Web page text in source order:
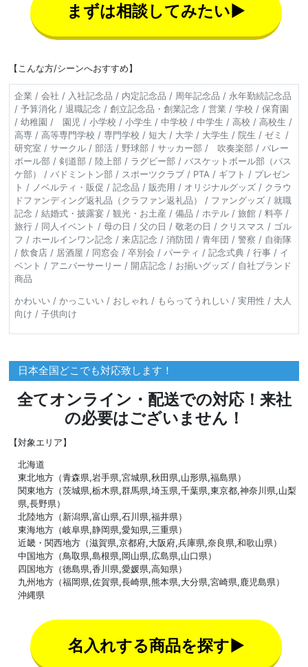
まずは相談してみたい▶
【こんな方/シーンへおすすめ】
企業 / 会社 / 入社記念品 / 内定記念品 / 周年記念品 / 永年勤続記念品
/ 予算消化 / 退職記念 / 創立記念品・創業記念 / 営業 / 学校 / 保育園
/ 幼稚園 / 園児 / 小学校 / 小学生 / 中学校 / 中学生 / 高校 / 高校生 /
高専 / 高等専門学校 / 専門学校 / 短大 / 大学 / 大学生 / 院生 / ゼミ /
研究室 / サークル / 部活 / 野球部 / サッカー部 / 吹奏楽部 / バレー
ボール部 / 剣道部 / 陸上部 / ラグビー部 / バスケットボール部（バス
ケ部） / バドミントン部 / スポーツクラブ / PTA / ギフト / プレゼン
ト / ノベルティ・販促 / 記念品 / 販売用 / オリジナルグッズ / クラウ
ドファンディング返礼品（クラファン返礼品） / ファングッズ / 就職
記念 / 結婚式・披露宴 / 観光・お土産 / 備品 / ホテル / 旅館 / 料亭 /
旅行 / 同人イベント / 母の日 / 父の日 / 敬老の日 / クリスマス / ゴル
フ / ホールインワン記念 / 来店記念 / 消防団 / 青年団 / 警察 / 自衛隊
/ 飲食店 / 居酒屋 / 同窓会 / 卒別会 / パーティ / 記念式典 / 行事 / イ
ベント / アニバーサーリー / 開店記念 / お揃いグッズ / 自社ブランド
商品
かわいい / かっこいい / おしゃれ / もらってうれしい / 実用性 / 大人
向け / 子供向け
日本全国どこでも対応致します！
全てオンライン・配送での対応！来社
の必要はございません！
【対象エリア】
北海道
東北地方（青森県,岩手県,宮城県,秋田県,山形県,福島県）
関東地方（茨城県,栃木県,群馬県,埼玉県,千葉県,東京都,神奈川県,山梨
県,長野県）
北陸地方（新潟県,富山県,石川県,福井県）
東海地方（岐阜県,静岡県,愛知県,三重県）
近畿・関西地方（滋賀県,京都府,大阪府,兵庫県,奈良県,和歌山県）
中国地方（鳥取県,島根県,岡山県,広島県,山口県）
四国地方（徳島県,香川県,愛媛県,高知県）
九州地方（福岡県,佐賀県,長崎県,熊本県,大分県,宮崎県,鹿児島県）
沖縄県
名入れする商品を探す▶